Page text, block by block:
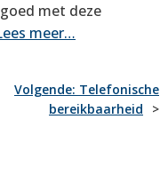
met deze
meer…
Volgende: Telefonische
bereikbaarheid